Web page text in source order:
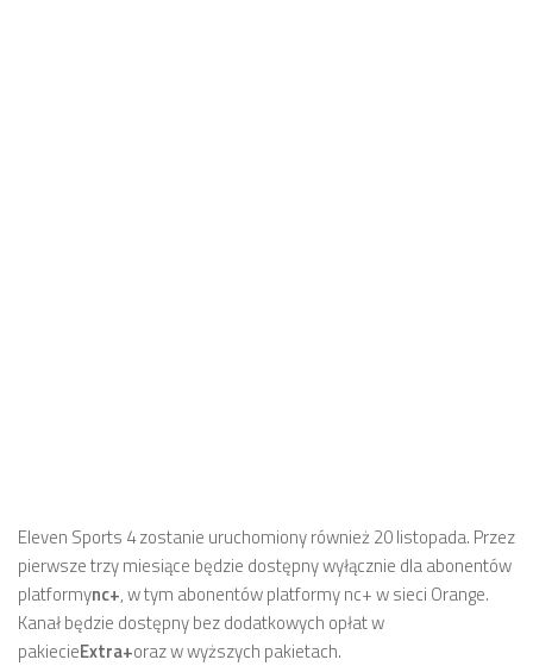
Eleven Sports 4 zostanie uruchomiony również 20 listopada. Przez
pierwsze trzy miesiące będzie dostępny wyłącznie dla abonentów
platformync+, w tym abonentów platformy nc+ w sieci Orange.
Kanał będzie dostępny bez dodatkowych opłat w
pakiecieExtra+oraz w wyższych pakietach.